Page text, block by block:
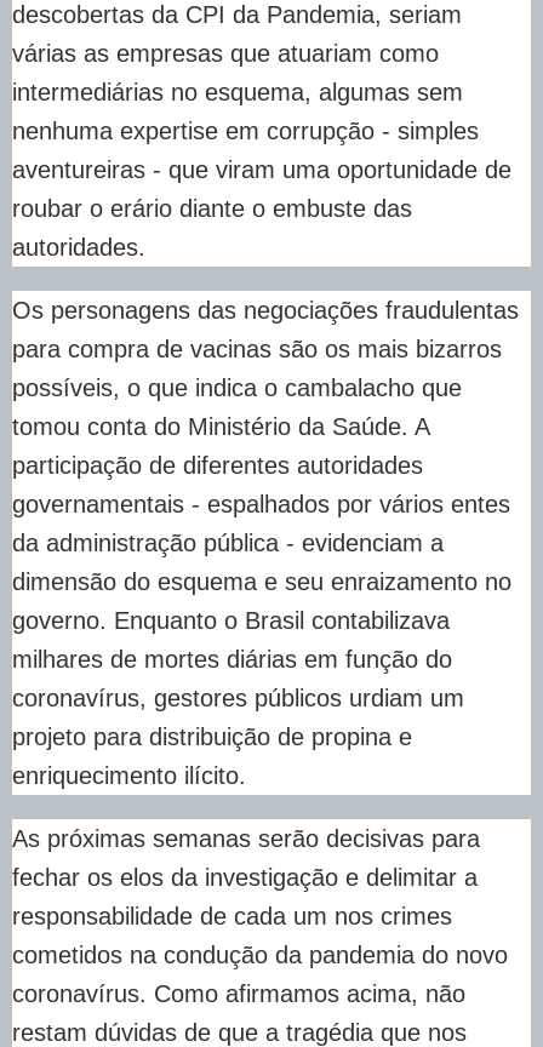
descobertas da CPI da Pandemia, seriam
várias as empresas que atuariam como
intermediárias no esquema, algumas sem
nenhuma expertise em corrupção - simples
aventureiras - que viram uma oportunidade de
roubar o erário diante o embuste das
autoridades.
Os personagens das negociações fraudulentas
para compra de vacinas são os mais bizarros
possíveis, o que indica o cambalacho que
tomou conta do Ministério da Saúde. A
participação de diferentes autoridades
governamentais - espalhados por vários entes
da administração pública - evidenciam a
dimensão do esquema e seu enraizamento no
governo. Enquanto o Brasil contabilizava
milhares de mortes diárias em função do
coronavírus, gestores públicos urdiam um
projeto para distribuição de propina e
enriquecimento ilícito.
As próximas semanas serão decisivas para
fechar os elos da investigação e delimitar a
responsabilidade de cada um nos crimes
cometidos na condução da pandemia do novo
coronavírus. Como afirmamos acima, não
restam dúvidas de que a tragédia que nos